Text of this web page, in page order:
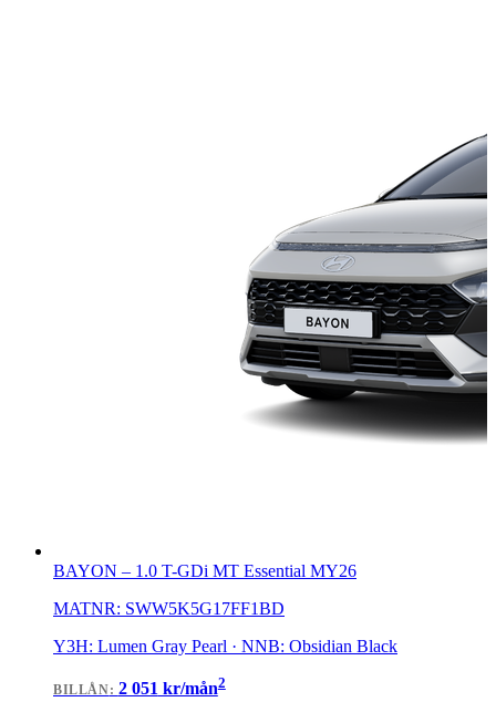
BAYON – 1.0 T-GDi MT Essential MY26
MATNR: SWW5K5G17FF1BD
Y3H: Lumen Gray Pearl · NNB: Obsidian Black
BILLÅN: 2 051 kr/mån2